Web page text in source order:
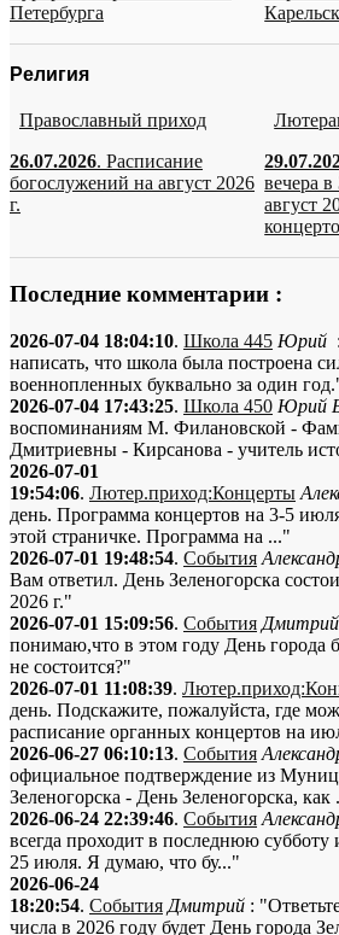
Петербурга
Религия
Православный приход
26.07.2026. Расписание
богослужений на август 2026
г.
вечера
август
Последние комментарии :
2026-07-04 18:04:10. Школа 445 Юрий
написать, что школа была построена
военнопленных буквально за один
2026-07-04 17:43:25. Школа 450 Юрий
воспоминаниям М. Филановской -
Дмитриевны - Кирсанова - учитель
2026-07-01
19:54:06. Лютер.приход:Концерты
день. Программа концертов на 3-5
этой страничке. Программа на ..."
2026-07-01 19:48:54. События
Вам ответил. День Зеленогорска
2026 г."
2026-07-01 15:09:56. События Дмитрий
понимаю,что в этом году День города
не состоится?"
2026-07-01 11:08:39.
день. Подскажите, пожалуйста, где
расписание органных концертов на
2026-06-27 06:10:13. События
официальное подтверждение из
Зеленогорска - День Зеленогорска, как
2026-06-24 22:39:46. События
всегда проходит в последнюю
25 июля. Я думаю, что бу..."
2026-06-24
18:20:54. События Дмитрий :
числа в 2026 году будет День города